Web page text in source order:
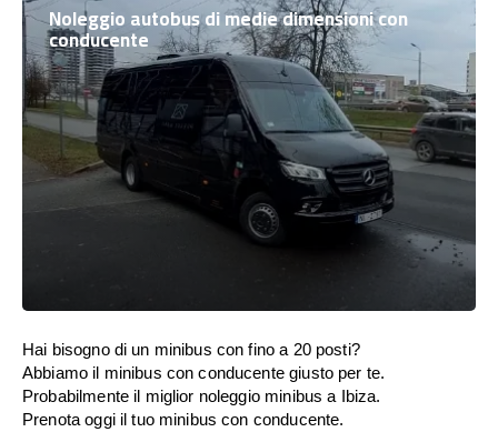
Noleggio autobus di medie dimensioni con
conducente
Hai bisogno di un minibus con fino a 20 posti?
Abbiamo il minibus con conducente giusto per te.
Probabilmente il miglior noleggio minibus a Ibiza.
Prenota oggi il tuo minibus con conducente.